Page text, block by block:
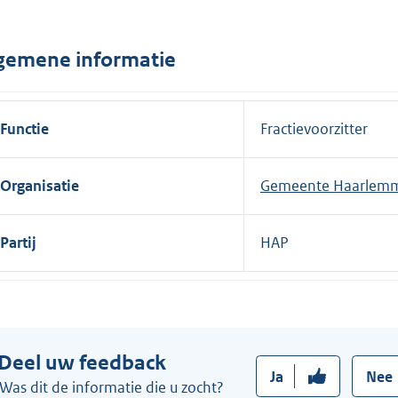
l
n
:
informatie
Functie Fractievoorzitter
Organisatie Gemeente
Partij HAP
uw feedback
Was dit de informatie die u zocht?
Ja Nee